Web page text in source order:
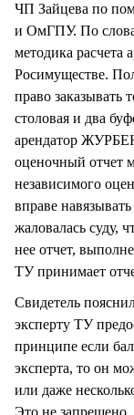
ЧП Зайцева по
и ОмГПУ. По
методика расчета
Росимуществе.
право заказывать
столовая и два
арендатор
оценочный отчет
независимого
вправе
жаловалась
нее отчет,
ТУ принимает
Свидетель
эксперту ТУ
принципе если
эксперта, то он
или даже